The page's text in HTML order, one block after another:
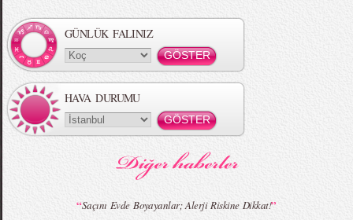
MBFWI - Gülçin Çengel 2015 Yaz
MBFWI - Zeynep Erdoğan 2015 Yaz
GÜNLÜK FALINIZ
HAVA DURUMU
“Saçını Evde Boyayanlar; Alerji Riskine Dikkat!”